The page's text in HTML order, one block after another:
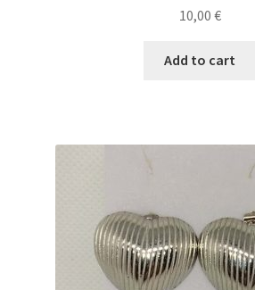
10,00 €
Add to cart